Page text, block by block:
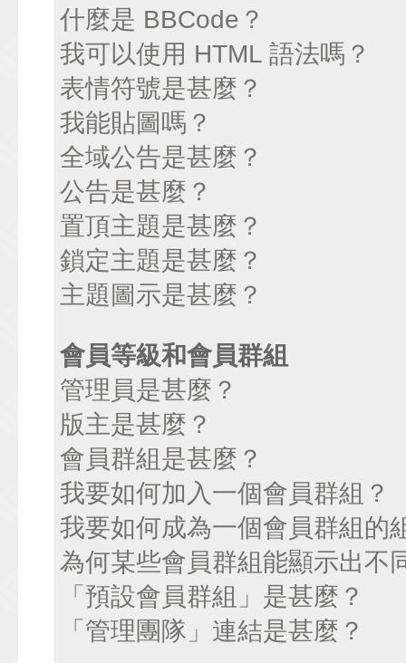
什麼是 BBCode？
我可以使用 HTML 語法嗎？
表情符號是甚麼？
我能貼圖嗎？
全域公告是甚麼？
公告是甚麼？
置頂主題是甚麼？
鎖定主題是甚麼？
主題圖示是甚麼？
會員等級和會員群組
管理員是甚麼？
版主是甚麼？
會員群組是甚麼？
我要如何加入一個會員群組？
我要如何成為一個會員群組的
為何某些會員群組能顯示出不
「預設會員群組」是甚麼？
「管理團隊」連結是甚麼？